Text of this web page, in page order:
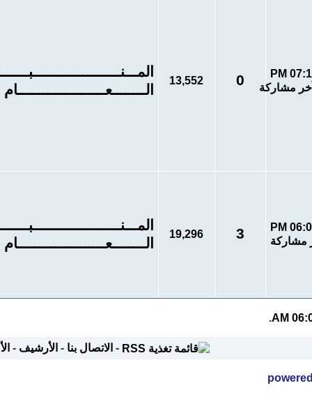
0
13,552
المـــنـــــــــــــــــــــبـــــــــر
الــــــــعـــــــــــــــــــــام
3
19,296
المـــنـــــــــــــــــــــبـــــــــر
الــــــــعـــــــــــــــــــــام
.
-الاتصال بنا-الأرشيف-الأعلى